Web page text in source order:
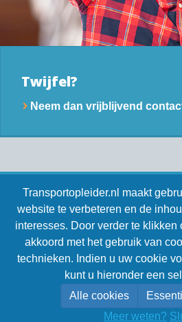
Transportopleider.nl maakt
website te verbeteren en de
interesses. Door verder te klikken
akkoord met het gebruik van
technieken. Indien u uw cookie
kunt u hieronder een
Alle cookies
Meer weten?
Twijfel?
Neem dan vrijblijvend
Contact
info@leeuwopleidingen.nl
Contact
Powered byTransportopleider